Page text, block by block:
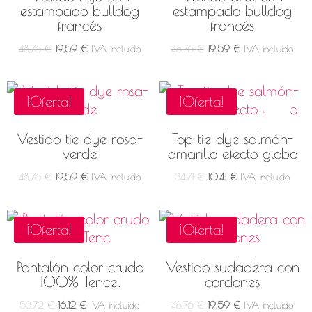
estampado bulldog
francés
48,76€ El
original
era:
19,59 €El
actual
es:
IVA incluido
estampado bulldog
francés
48,76€ El
original
era:
19,59 €El
actual
es:
19,59 €.
IVA incluido
¡Oferta!
Vestido tie dye rosa-
verde
48,76€ El
original
era:
19,59 €El
actual
es:
IVA incluido
¡Oferta!
Top tie dye salmón-
amarillo efecto globo
34,71€ El
original
era:
10,41 €El
actual
IVA incluido
¡Oferta!
Pantalón color crudo
100% Tencel
53,72€ El
16,12 €ElIVA incluido
¡Oferta!
Vestido sudadera con
cordones
48,76€ El
19,59 €ElIVA incluido